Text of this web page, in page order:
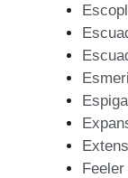
Feeler